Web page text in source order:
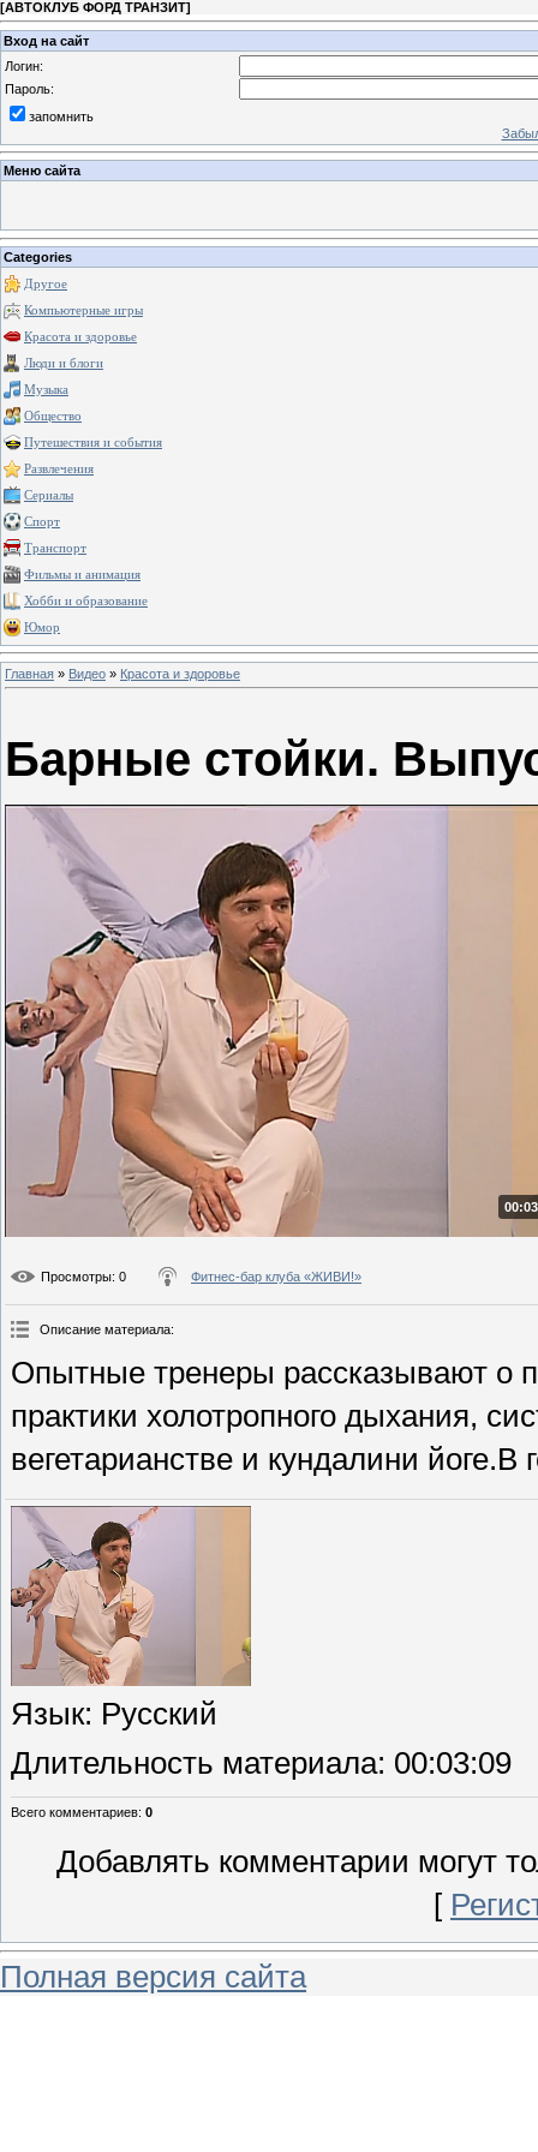
[АВТОКЛУБ ФОРД ТРАНЗИТ]
Вход на сайт
Логин:
Пароль:
запомнить
Меню сайта
Categories
Другое
Компьютерные игры
Красота и здоровье
Люди и блоги
Музыка
Общество
Путешествия и события
Развлечения
Сериалы
Спорт
Транспорт
Фильмы и анимация
Хобби и образование
Юмор
Главная » Видео » Красота и здоровье
Барные стойки.
Просмотры: 0 Фитнес-бар клуба «ЖИВИ!»
Описание материала:
Опытные тренеры рассказывают о
практики холотропного дыхания,
вегетарианстве и кундалини
Язык: Русский
Длительность материала: 00:03:09
Всего комментариев: 0
Добавлять комментарии могут
[
Полная версия сайта